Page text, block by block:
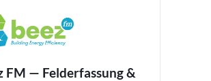
FM — Felderfassung &